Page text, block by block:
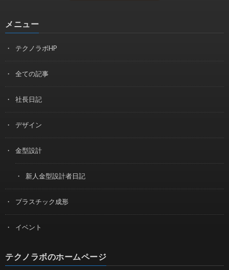
メニュー
テクノラボHP
全ての記事
社長日記
デザイン
金型設計
新人金型設計者日記
プラスチック成形
イベント
テクノラボのホームページ